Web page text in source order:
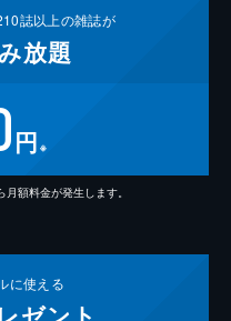
誌以上の雑誌が
放題
円 ※
額料金が発生します。
に使える
ゼント